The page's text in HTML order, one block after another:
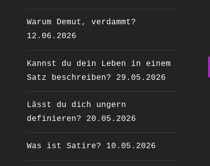
Warum Demut, verdammt?
12.06.2026
Kannst du dein Leben in einem
Satz beschreiben?
29.05.2026
Lässt du dich ungern
definieren?
20.05.2026
Was ist Satire? 10.05.2026